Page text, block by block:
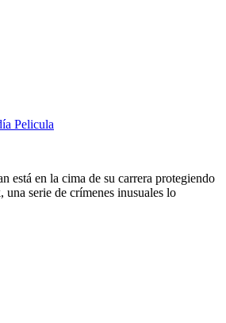
Pelicula
está en la cima de su carrera protegiendo
serie de crímenes inusuales lo